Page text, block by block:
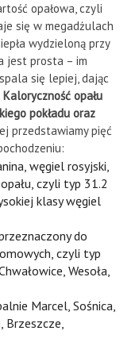
opałowa, czyli
się w megadżulach
wydzieloną przy
jest prosta – im
się lepiej, dając
Kaloryczność opału
pokładu oraz
przedstawiamy pięć
węgiel rosyjski,
czyli typ 31.2
klasy węgiel
do
czyli typ
Wesoła,
Marcel, Sośnica,
Brzeszcze,